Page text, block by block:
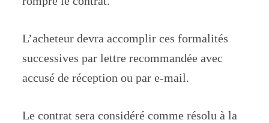
L’acheteur devra accomplir ces formalités
successives par lettre recommandée avec
accusé de réception ou par e-mail.
Le contrat sera considéré comme résolu à la